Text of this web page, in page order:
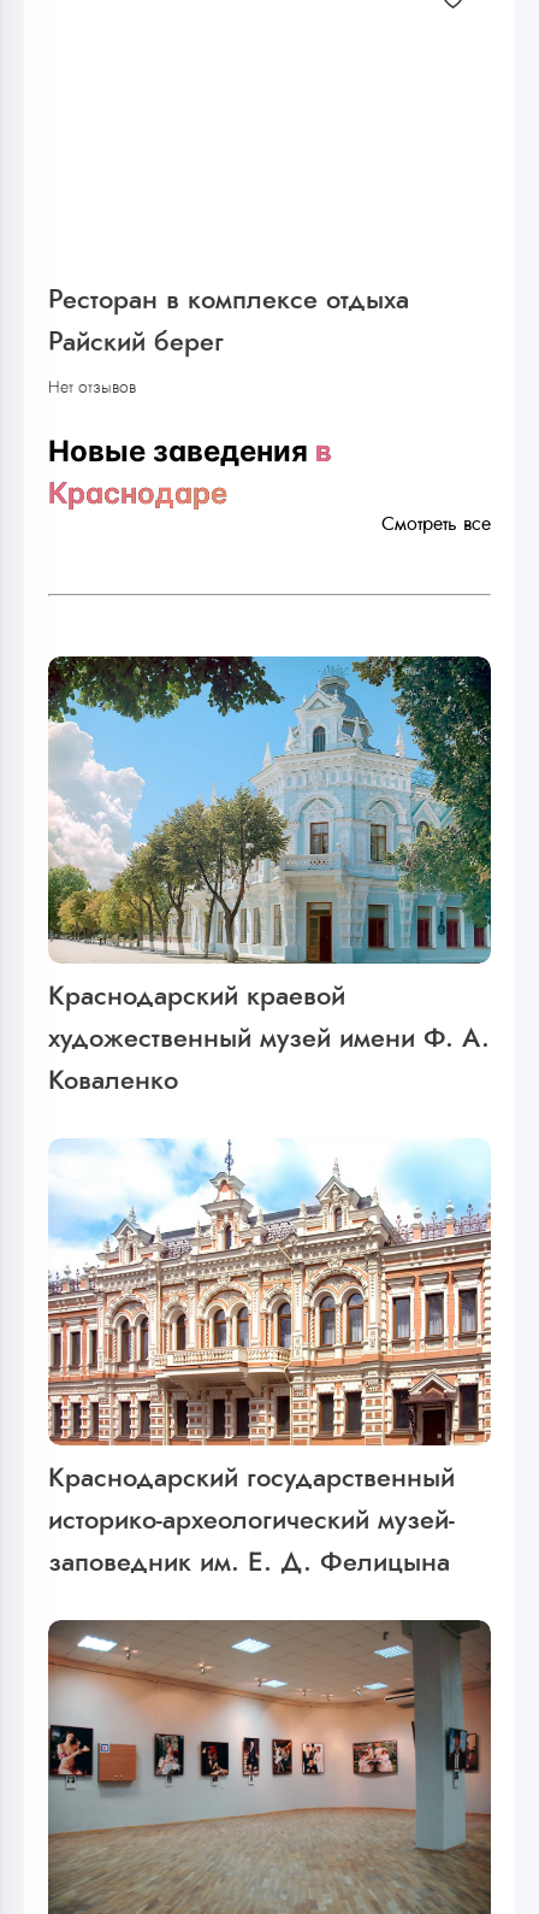
Ресторан в комплексе отдыха
Райский берег
Нет отзывов
Новые заведения в
Краснодаре
Смотреть все
Краснодарский краевой
художественный музей имени Ф. А.
Коваленко
Краснодарский государственный
историко-археологический музей-
заповедник им. Е. Д. Фелицына